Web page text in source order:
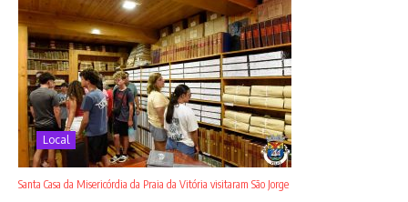
Local
Santa Casa da Misericórdia da Praia da Vitória visitaram São Jorge